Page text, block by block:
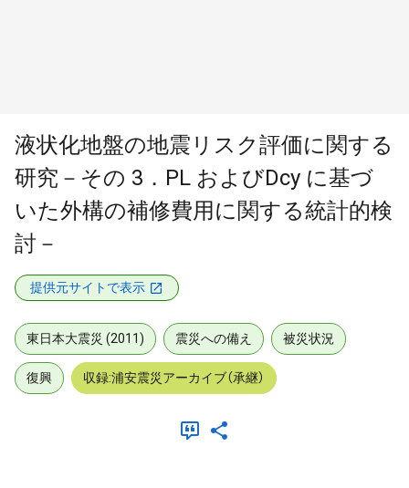
液状化地盤の地震リスク評価に関する
研究－その 3．PL およびDcy に基づ
いた外構の補修費用に関する統計的検
討－
提供元サイトで表示
東日本大震災 (2011) 震災への備え 被災状況
復興 収録:浦安震災アーカイブ（承継）